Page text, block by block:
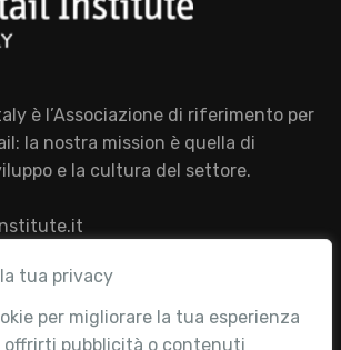
tua privacy
per migliorare la tua esperienza
offrirti pubblicità o contenuti
è l’Associazione di riferimento per
la nostra mission è quella di
e la cultura del settore.